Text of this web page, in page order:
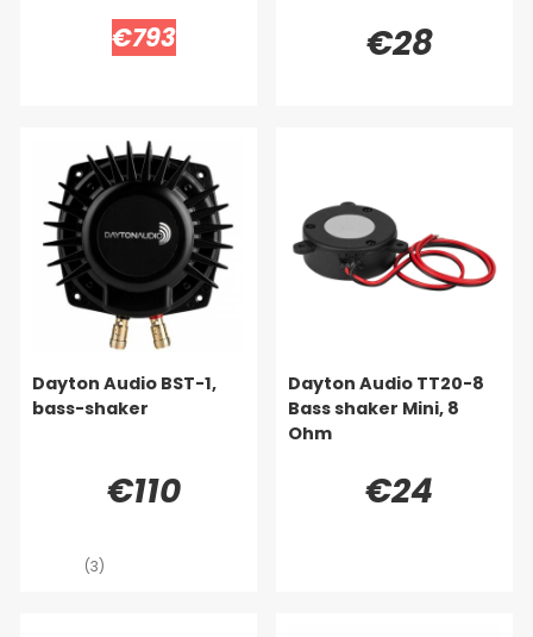
€793 €28
Dayton Audio BST-1,
bass-shaker
€110
(3)
Dayton Audio TT20-8
Bass shaker Mini, 8
Ohm
€24